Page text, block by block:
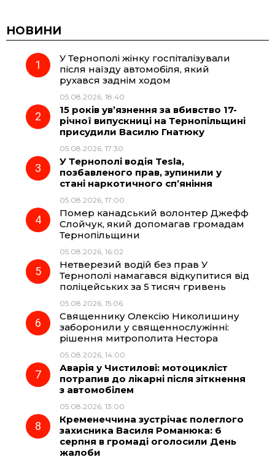
c
e
o
k
e
r
a
m
t
A
p
НОВИНИ
У Тернополі жінку госпіталізували
після наїзду автомобіля, який
рухався заднім ходом
05.08.2026, 18:40
15 років ув’язнення за вбивство 17-
річної випускниці на Тернопільщині
присудили Василю Гнатюку
05.08.2026, 17:30
У Тернополі водія Tesla,
позбавленого прав, зупинили у
стані наркотичного сп’яніння
05.08.2026, 17:00
Помер канадський волонтер Джефф
Слойчук, який допомагав громадам
Тернопільщини
05.08.2026, 16:02
Нетверезий водій без прав У
Тернополі намагався відкупитися від
поліцейських за 5 тисяч гривень
05.08.2026, 15:06
Священнику Олексію Николишину
заборонили у священнослужінні:
рішення митрополита Нестора
05.08.2026, 14:00
Аварія у Чистилові: мотоцикліст
потрапив до лікарні після зіткнення
з автомобілем
05.08.2026, 13:00
Кременеччина зустрічає полеглого
захисника Василя Романюка: 6
серпня в громаді оголосили День
жалоби